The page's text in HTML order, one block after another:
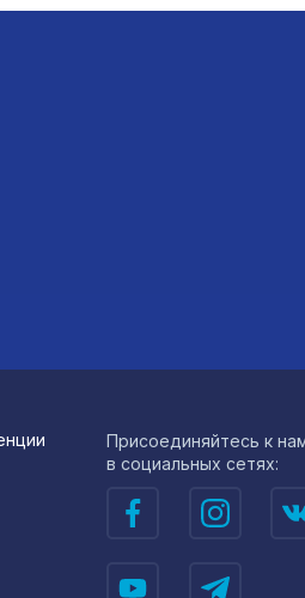
Присоединяйтесь к
в социальных сетях: